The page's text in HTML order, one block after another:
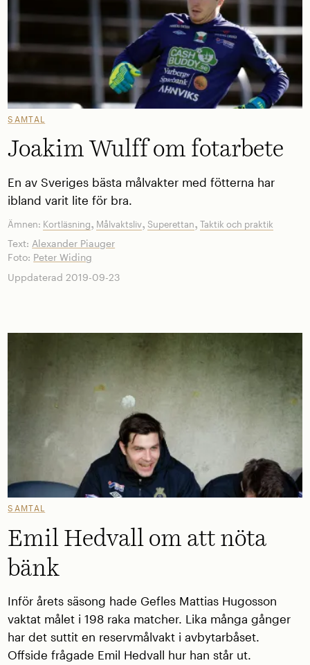
SAMTAL
Joakim Wulff om fotarbete
En av Sveriges bästa målvakter med fötterna har
ibland varit lite för bra.
Ämnen: Kortläsning, Målvaktsliv,Superettan,Taktik och praktik
Text: Alexander Piauger
Foto: Peter Widing
Uppdaterad 2019-09-23
SAMTAL
Emil Hedvall om att nöta
bänk
Inför årets säsong hade Gefles Mattias Hugosson
vaktat målet i 198 raka matcher. Lika många gånger
har det suttit en reservmålvakt i avbytarbåset.
Offside frågade Emil Hedvall hur han står ut.